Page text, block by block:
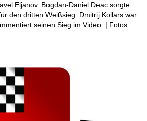
Eljanov. Bogdan-Daniel Deac sorgte
den dritten Weißsieg. Dmitrij Kollars war
seinen Sieg im Video. | Fotos: